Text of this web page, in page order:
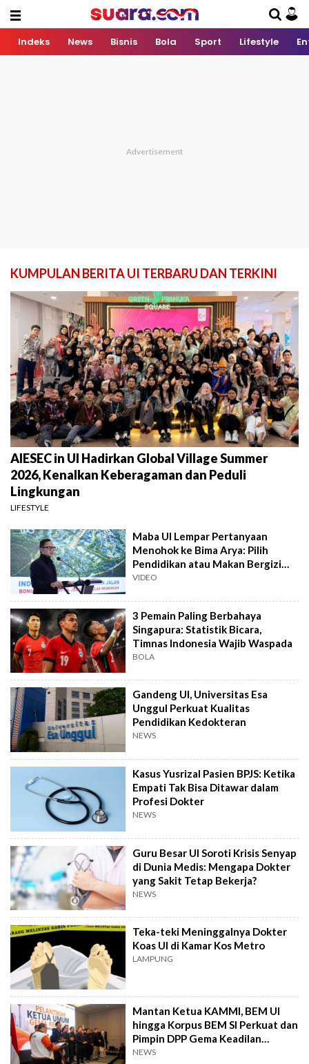
Indeks News Bisnis Bola Sport Lifestyle
KUMPULAN BERITA UI TERBARU DAN TERKINI
AIESEC in UI Hadirkan Global Village Summer
2026, Kenalkan Keberagaman dan Peduli
Lingkungan
LIFESTYLE
Maba UI Lempar Pertanyaan
Menohok ke Bima Arya: Pilih
Pendidikan atau Makan Bergizi
Gratis?
VIDEO
3 Pemain Paling Berbahaya
Singapura: Statistik Bicara,
Timnas Indonesia Wajib Waspada
BOLA
Gandeng UI, Universitas Esa
Unggul Perkuat Kualitas
Pendidikan Kedokteran
NEWS
Kasus Yusrizal Pasien BPJS: Ketika
Empati Tak Bisa Ditawar dalam
Profesi Dokter
NEWS
Guru Besar UI Soroti Krisis Senyap
di Dunia Medis: Mengapa Dokter
yang Sakit Tetap Bekerja?
NEWS
Teka-teki Meninggalnya Dokter
Koas UI di Kamar Kos Metro
LAMPUNG
Mantan Ketua KAMMI, BEM UI
hingga Korpus BEM SI Perkuat dan
Pimpin DPP Gema Keadilan
20262031
NEWS